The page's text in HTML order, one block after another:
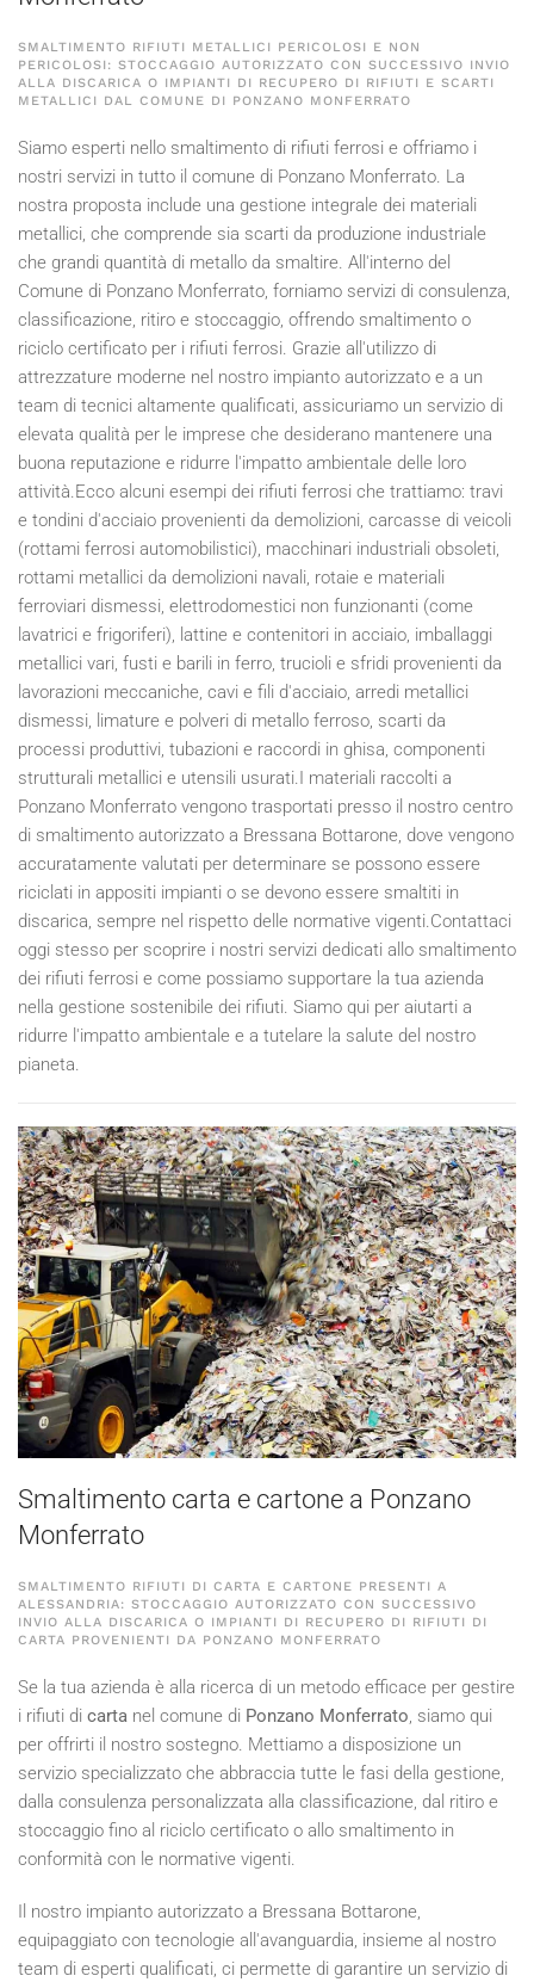
SMALTIMENTO RIFIUTI METALLICI PERICOLOSI E NON
PERICOLOSI: STOCCAGGIO AUTORIZZATO CON SUCCESSIVO INVIO
ALLA DISCARICA O IMPIANTI DI RECUPERO DI RIFIUTI E SCARTI
METALLICI DAL COMUNE DI PONZANO MONFERRATO
Siamo esperti nello smaltimento di rifiuti ferrosi e offriamo i
nostri servizi in tutto il comune di Ponzano Monferrato. La
nostra proposta include una gestione integrale dei materiali
metallici, che comprende sia scarti da produzione industriale
che grandi quantità di metallo da smaltire. All'interno del
Comune di Ponzano Monferrato, forniamo servizi di consulenza,
classificazione, ritiro e stoccaggio, offrendo smaltimento o
riciclo certificato per i rifiuti ferrosi. Grazie all'utilizzo di
attrezzature moderne nel nostro impianto autorizzato e a un
team di tecnici altamente qualificati, assicuriamo un servizio di
elevata qualità per le imprese che desiderano mantenere una
buona reputazione e ridurre l'impatto ambientale delle loro
attività.Ecco alcuni esempi dei rifiuti ferrosi che trattiamo: travi
e tondini d'acciaio provenienti da demolizioni, carcasse di veicoli
(rottami ferrosi automobilistici), macchinari industriali obsoleti,
rottami metallici da demolizioni navali, rotaie e materiali
ferroviari dismessi, elettrodomestici non funzionanti (come
lavatrici e frigoriferi), lattine e contenitori in acciaio, imballaggi
metallici vari, fusti e barili in ferro, trucioli e sfridi provenienti da
lavorazioni meccaniche, cavi e fili d'acciaio, arredi metallici
dismessi, limature e polveri di metallo ferroso, scarti da
processi produttivi, tubazioni e raccordi in ghisa, componenti
strutturali metallici e utensili usurati.I materiali raccolti a
Ponzano Monferrato vengono trasportati presso il nostro centro
di smaltimento autorizzato a Bressana Bottarone, dove vengono
accuratamente valutati per determinare se possono essere
riciclati in appositi impianti o se devono essere smaltiti in
discarica, sempre nel rispetto delle normative vigenti.Contattaci
oggi stesso per scoprire i nostri servizi dedicati allo smaltimento
dei rifiuti ferrosi e come possiamo supportare la tua azienda
nella gestione sostenibile dei rifiuti. Siamo qui per aiutarti a
ridurre l'impatto ambientale e a tutelare la salute del nostro
pianeta.
Smaltimento carta e cartone a Ponzano
Monferrato
SMALTIMENTO RIFIUTI DI CARTA E CARTONE PRESENTI A
ALESSANDRIA: STOCCAGGIO AUTORIZZATO CON SUCCESSIVO
INVIO ALLA DISCARICA O IMPIANTI DI RECUPERO DI RIFIUTI DI
CARTA PROVENIENTI DA PONZANO MONFERRATO
Se la tua azienda è alla ricerca di un metodo efficace per gestire
i rifiuti di carta nel comune di Ponzano Monferrato, siamo qui
per offrirti il nostro sostegno. Mettiamo a disposizione un
servizio specializzato che abbraccia tutte le fasi della gestione,
dalla consulenza personalizzata alla classificazione, dal ritiro e
stoccaggio fino al riciclo certificato o allo smaltimento in
conformità con le normative vigenti.
Il nostro impianto autorizzato a Bressana Bottarone,
equipaggiato con tecnologie all'avanguardia, insieme al nostro
team di esperti qualificati, ci permette di garantire un servizio di